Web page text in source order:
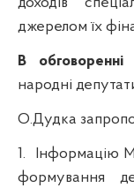
доходів
джерелом їх
В обговоренні
народні
О.Дудка
1.
Інформацію
формування